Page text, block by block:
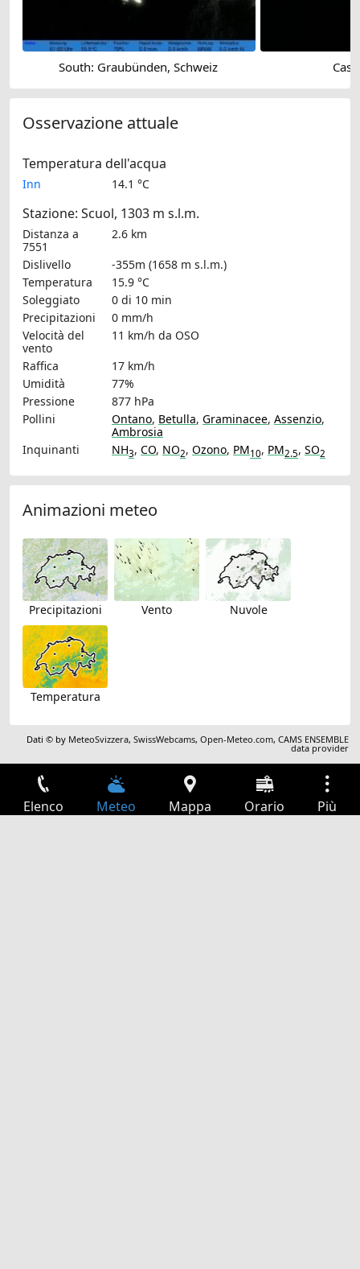
South: Graubünden, Schweiz
Osservazione attuale
Temperatura dell'acqua
Inn 14.1 °C
Stazione: Scuol, 1303 m s.l.m.
Distanza a
7551
2.6 km
Dislivello
-355m (1658 m s.l.m.)
Temperatura
15.9 °C
Soleggiato
0 di 10 min
Precipitazioni
0 mm/h
Velocità del
vento
11 km/h da OSO
Raffica
17 km/h
Umidità
77%
Pressione
877 hPa
Pollini
Ontano, Betulla, Graminacee, Assenzio,
Ambrosia
Inquinanti
NH3, CO, NO2, Ozono, PM10, PM2.5, SO2
Animazioni meteo
Precipitazioni Vento Nuvole
Temperatura
Dati © by MeteoSvizzera,SwissWebcams,Open-Meteo.com,CAMS ENSEMBLE
data provider
Elenco Meteo Mappa Orario Più